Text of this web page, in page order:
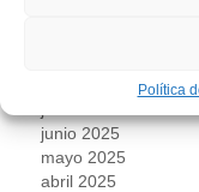
Política
junio 2025
mayo 2025
abril 2025